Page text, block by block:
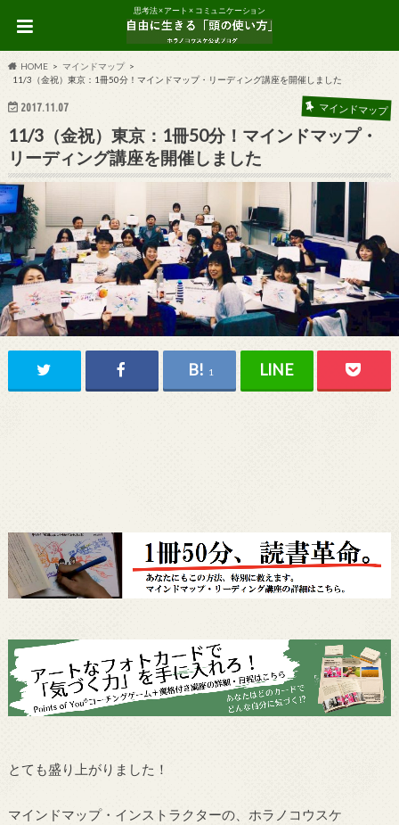
思考法 × アート × コミュニケーション
HOME
マインドマップ
11/3（金祝）東京：1冊50分！マインドマップ・リーディング講座を開催しました
2017.11.07 マインドマップ
11/3（金祝）東京：1冊50分！マインドマップ・
リーディング講座を開催しました
1
とても盛り上がりました！
マインドマップ・インストラクターの、ホラノコウスケ